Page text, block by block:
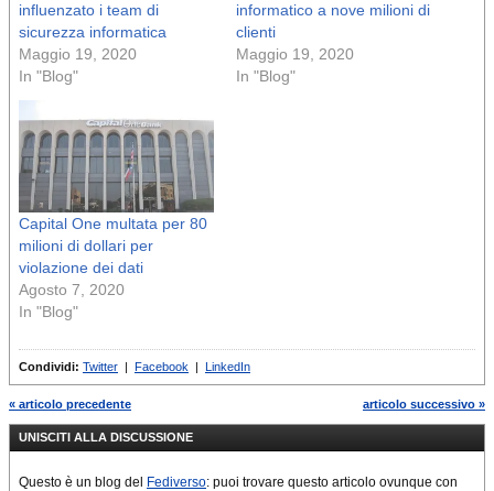
influenzato i team di
sicurezza informatica
Maggio 19, 2020
In "Blog"
informatico a nove milioni di
clienti
Maggio 19, 2020
In "Blog"
Capital One multata per 80
milioni di dollari per
violazione dei dati
Agosto 7, 2020
In "Blog"
Condividi: Twitter | Facebook | LinkedIn
« articolo precedente articolo successivo »
UNISCITI ALLA DISCUSSIONE
Questo è un blog del Fediverso: puoi trovare questo articolo ovunque con